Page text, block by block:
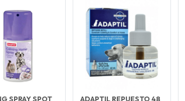
SPRAY SPOT
ADAPTIL REPUESTO 48